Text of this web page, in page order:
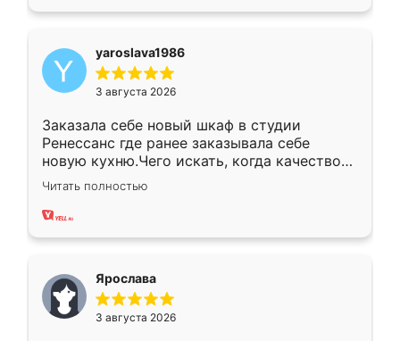
yaroslava1986
3 августа 2026
Заказала себе новый шкаф в студии
Ренессанс где ранее заказывала себе
новую кухню.Чего искать, когда качеством
вполне довольна. Служит кухня уже почти
два года, нареканий нет.
Читать полностью
Ярослава
3 августа 2026